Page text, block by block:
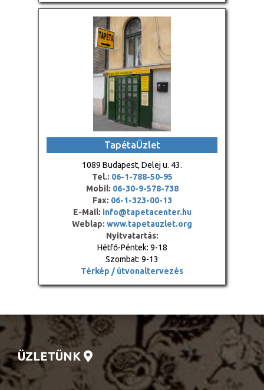
TapétaÜzlet
1089 Budapest, Delej u. 43.
Tel.: 06-1-788-50-95
Mobil: 06-30-9-578-738
Fax: 06-1-323-00-13
E-Mail: info@tapetacenter.hu
Weblap: www.tapetauzlet.org
Nyitvatartás:
Hétfő-Péntek: 9-18
Szombat: 9-13
Térkép / útvonaltervezés
ÜZLETÜNK